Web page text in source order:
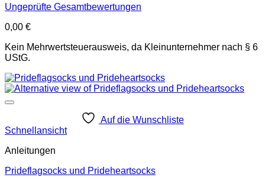
Ungeprüfte Gesamtbewertungen
0,00 €
Kein Mehrwertsteuerausweis, da Kleinunternehmer nach § 6
UStG.
Auf die Wunschliste
Schnellansicht
Anleitungen
Prideflagsocks und Prideheartsocks